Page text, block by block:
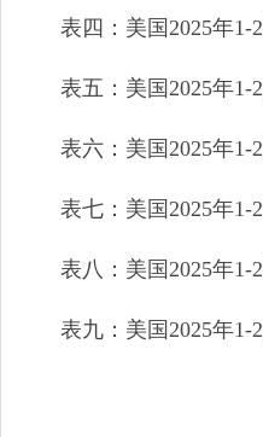
表四：美国2025年1-2
表五：美国2025年1-2
表六：美国2025年1-2
表七：美国2025年1-2
表八：美国2025年1-2
表九：美国2025年1-2